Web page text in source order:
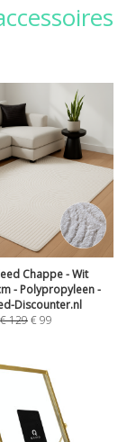
Chappe - Wit
- Polypropyleen -
Discounter.nl
€129€99